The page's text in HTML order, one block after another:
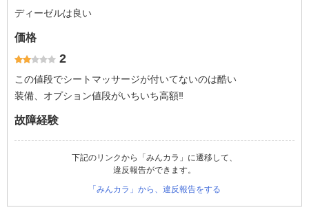
ディーゼルは良い
価格
2
この値段でシートマッサージが付いてないのは酷い
装備、オプション値段がいちいち高額‼︎
故障経験
下記のリンクから「みんカラ」に遷移して、
違反報告ができます。
「みんカラ」から、違反報告をする